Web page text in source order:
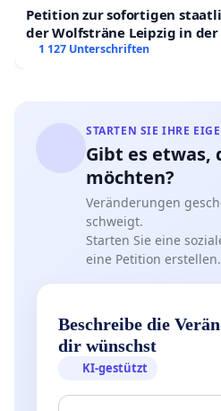
Petition zur sofortigen
der Wolfsträne Leipzig in
1 127 Unterschriften
STARTEN SIE IHRE
Gibt es etwas,
möchten?
Veränderungen
schweigt.
Starten Sie eine
eine Petition erstellen.
Beschreibe die
dir wünschst
KI-gestützt